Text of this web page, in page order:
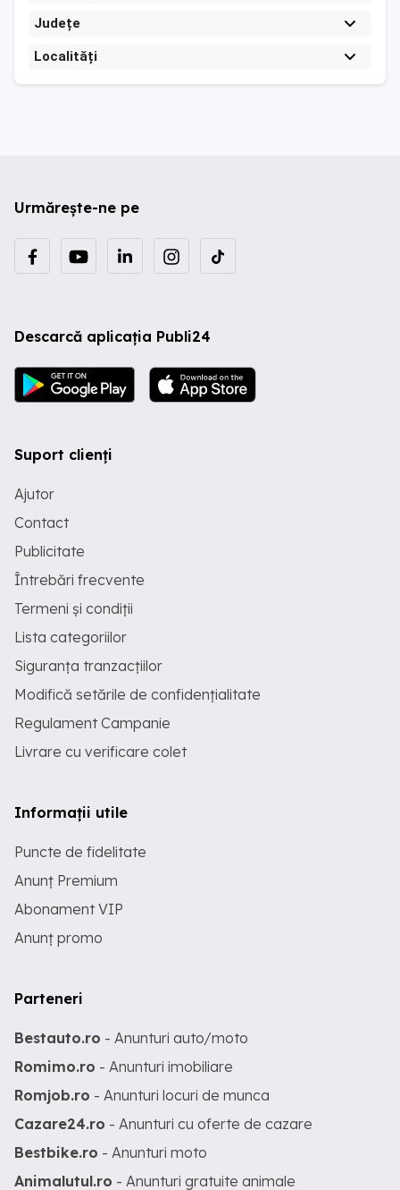
Județe
Localități
Urmărește-ne pe
Descarcă aplicația Publi24
Suport clienți
Ajutor
Contact
Publicitate
Întrebări frecvente
Termeni și condiții
Lista categoriilor
Siguranța tranzacțiilor
Modifică setările de confidențialitate
Regulament Campanie
Livrare cu verificare colet
Informații utile
Puncte de fidelitate
Anunț Premium
Abonament VIP
Anunț promo
Parteneri
Bestauto.ro - Anunturi auto/moto
Romimo.ro - Anunturi imobiliare
Romjob.ro - Anunturi locuri de munca
Cazare24.ro - Anunturi cu oferte de cazare
Bestbike.ro - Anunturi moto
Animalutul.ro - Anunturi gratuite animale